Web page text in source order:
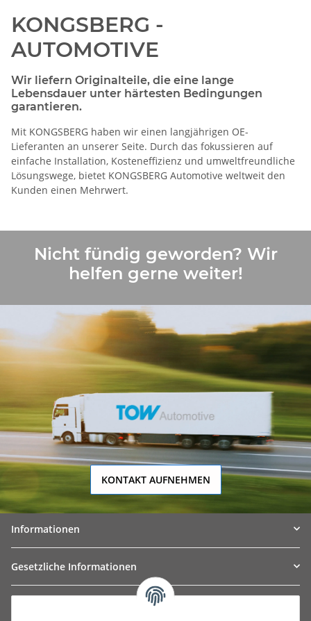
KONGSBERG -
AUTOMOTIVE
Wir liefern Originalteile, die eine lange
Lebensdauer unter härtesten Bedingungen
garantieren.
Mit KONGSBERG haben wir einen langjährigen OE-
Lieferanten an unserer Seite. Durch das fokussieren auf
einfache Installation, Kosteneffizienz und umweltfreundliche
Lösungswege, bietet KONGSBERG Automotive weltweit den
Kunden einen Mehrwert.
Nicht fündig geworden? Wir
helfen gerne weiter!
KONTAKT AUFNEHMEN
Informationen
Gesetzliche Informationen